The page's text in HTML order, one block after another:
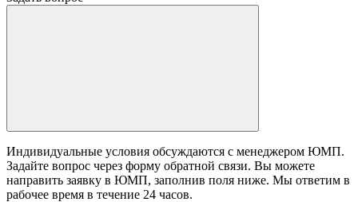
Индивидуальные условия обсуждаются с менеджером ЮМП.
Задайте вопрос через форму обратной связи. Вы можете
направить заявку в ЮМП, заполнив поля ниже. Mы ответим в
рабочее время в течение 24 часов.